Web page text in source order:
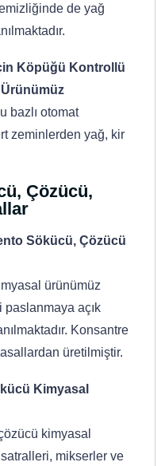
de yağ
Köpüğü Kontrollü
bazlı otomat
zeminlerden yağ, kir
Çözücü,
Sökücü, Çözücü
ürünümüz
açık
Konsantre
üretilmiştir.
Kimyasal
kimyasal
mikserler ve